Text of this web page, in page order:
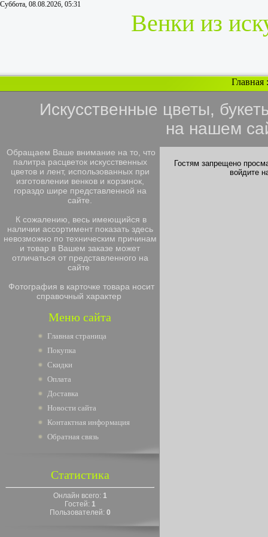
Суббота, 08.08.2026, 05:31
Венки из
Главная
Искусственные цветы,
на нашем
Обращаем Ваше внимание на то, что
палитра расцветок искусственных
цветов и лент, использованных при
изготовлении венков и корзинок,
гораздо шире представленной на
сайте.
К сожалению, весь имеющийся в
наличии ассортимент показать здесь
невозможно по техническим причинам
и товар в Вашем заказе может
отличаться от представленного на
сайте
Фотография в карточке товара носит
справочный характер
Меню сайта
Главная страница
Покупка
Скидки
Оплата
Доставка
Новости сайта
Контактная информация
Обратная связь
Статистика
Онлайн всего: 1
Гостей: 1
Пользователей: 0
Гостям запрещено
войдите